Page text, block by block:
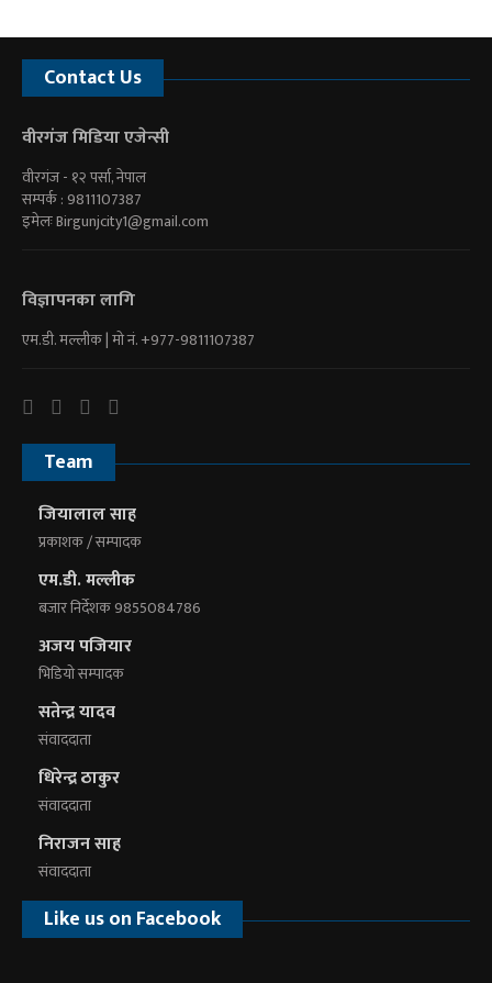
Contact Us
वीरगंज मिडिया एजेन्सी
वीरगंज - १२ पर्सा, नेपाल
सम्पर्क : 9811107387
इमेलःBirgunjcity1@gmail.com
विज्ञापनका लागि
एम.डी. मल्लीक | माे नं. +977-9811107387
Team
जियालाल साह
प्रकाशक / सम्पादक
एम.डी. मल्लीक
बजार निर्देशक 9855084786
अजय पजियार
भिडियाे सम्पादक
सतेन्द्र यादव
संवाददाता
धिरेन्द्र ठाकुर
संवाददाता
निराजन साह
संवाददाता
Like us on Facebook